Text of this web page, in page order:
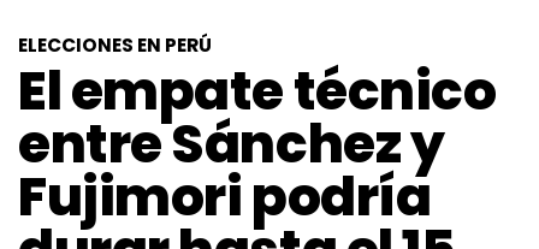
ELECCIONES EN PERÚ
El empate técnico
entre Sánchez y
Fujimori podría